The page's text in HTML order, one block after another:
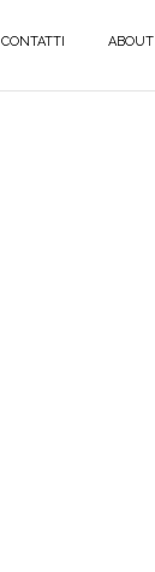
CONTATTI ABOUT